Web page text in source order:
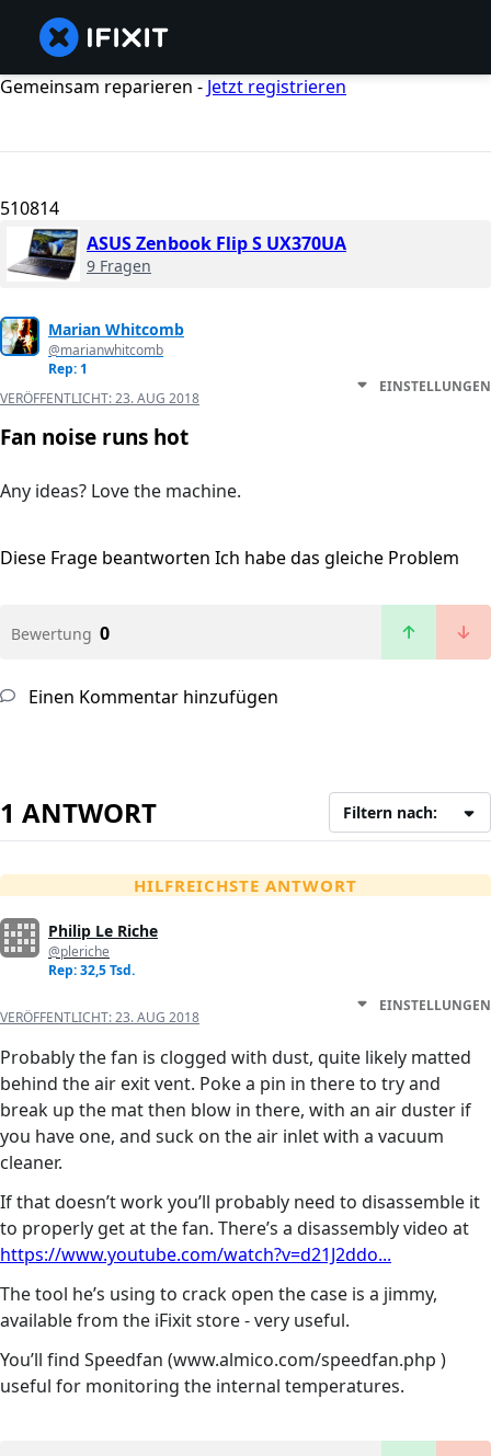
Gemeinsam reparieren - Jetzt registrieren
510814
ASUS Zenbook Flip S UX370UA
9 Fragen
Marian Whitcomb
@marianwhitcomb
Rep: 1
VERÖFFENTLICHT:23. AUG 2018
EINSTELLUNGEN
Fan noise runs hot
Any ideas? Love the machine.
Diese Frage beantworten Ich habe das gleiche Problem
Bewertung 0
Einen Kommentar hinzufügen
1 ANTWORT Filtern nach:
HILFREICHSTE ANTWORT
Philip Le Riche
@pleriche
Rep: 32,5 Tsd.
VERÖFFENTLICHT:23. AUG 2018
EINSTELLUNGEN
Probably the fan is clogged with dust, quite likely matted
behind the air exit vent. Poke a pin in there to try and
break up the mat then blow in there, with an air duster if
you have one, and suck on the air inlet with a vacuum
cleaner.
If that doesn’t work you’ll probably need to disassemble it
to properly get at the fan. There’s a disassembly video at
https://www.youtube.com/watch?v=d21J2ddo...
The tool he’s using to crack open the case is a jimmy,
available from the iFixit store - very useful.
You’ll find Speedfan (www.almico.com/speedfan.php )
useful for monitoring the internal temperatures.